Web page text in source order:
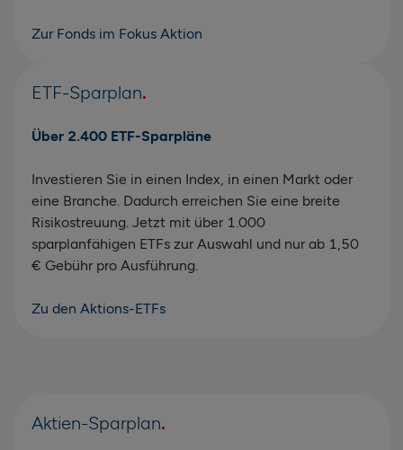
Zur Fonds im Fokus Aktion
ETF-Sparplan
Über 2.400 ETF-Sparpläne
Investieren Sie in einen Index, in einen Markt oder
eine Branche. Dadurch erreichen Sie eine breite
Risikostreuung. Jetzt mit über 1.000
sparplanfähigen ETFs zur Auswahl und nur ab 1,50
€ Gebühr pro Ausführung.
Zu den Aktions-ETFs
Aktien-Sparplan